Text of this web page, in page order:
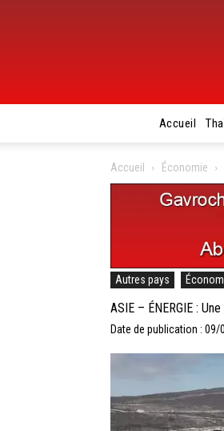
Accueil
Accueil Économie
Autres pays
ASIE – ÉNERGIE :
Date de publication : 09/